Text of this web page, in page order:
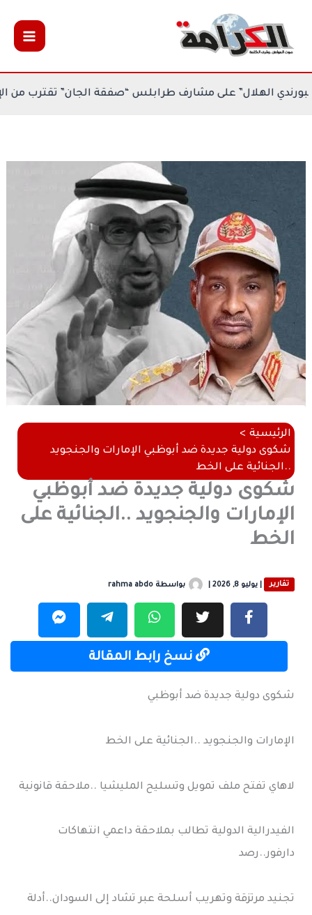
المحتوى
في كيغالي بورندي الهلال” على مشارف طرابلس “صفقة
الرئيسية
شكوى دولية جديدة ضد أبوظبي الإمارات والجنجويد
..الجنائية على الخط
شكوى دولية جديدة ضد أبوظبي
الإمارات والجنجويد ..الجنائية على
الخط
تقارير |يوليو 8, 2026 بواسطة rahma abdo
نسخ رابط المقالة
شكوى دولية جديدة ضد أبوظبي
الإمارات والجنجويد ..الجنائية على الخط
لاهاي تفتح ملف تمويل وتسليح المليشيا ..ملاحقة قانونية
الفيدرالية الدولية تطالب بملاحقة داعمي انتهاكات
دارفور..رصد
تجنيد مرتزقة وتهريب أسلحة عبر تشاد إلى السودان..أدلة